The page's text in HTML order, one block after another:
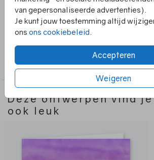
van gepersonaliseerde advertenties).
Je kunt jouw toestemming altijd
ons ons cookiebeleid.
Accepteren
Weigeren
Een rechthoekige, enkele trouwkaart met
Het kaartje is gedrukt op hoogwaardig
naar wens aan te passen.
Trouwkaarten
Deze ontwerpen vind
ook leuk